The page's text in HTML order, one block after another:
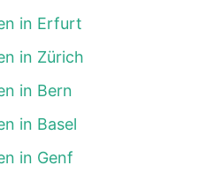
in Erfurt
in Zürich
in Bern
in Basel
in Genf